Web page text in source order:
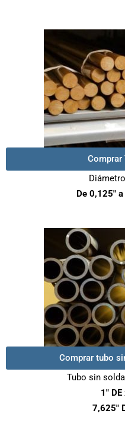
Comprar
De 0,125″
Comprar tubo
Tubo sin
1″
7,625″